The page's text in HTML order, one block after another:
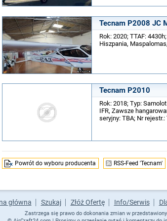
Tecnam P2008 JC
Rok: 2020; TTAF:
Hiszpania,
Tecnam P2010
Rok: 2018; Typ:
IFR, Zawsze
seryjny: TBA; Nr rejestr.:
Powrót do wyboru producenta RSS-Feed 'Tecnam'
główna Szukaj Złóż Ofertę Info/Serwis
Zastrzega się prawo do dokonania zmian w